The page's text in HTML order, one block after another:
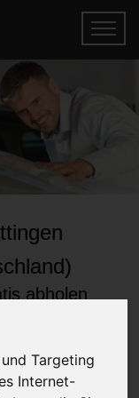
Targeting
Internet-
abholen